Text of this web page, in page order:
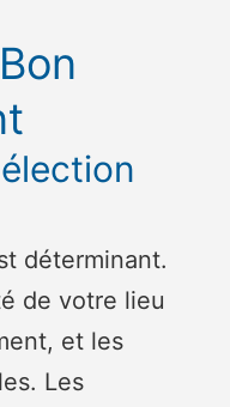
déterminant.
de votre lieu
et les
Les